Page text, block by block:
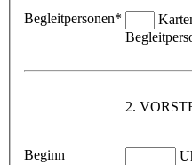
Begleitpersonen*
2.
Beginn